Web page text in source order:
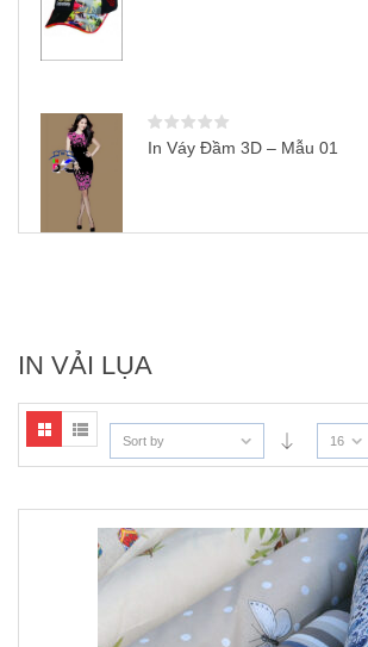
In Váy Đầm 3D – Mẫu 01
IN VẢI LỤA
Sort by 16